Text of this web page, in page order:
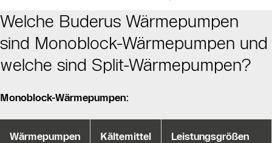
Welche Buderus Wärmepumpen
sind Monoblock-Wärmepumpen und
welche sind Split-Wärmepumpen?
Monoblock-Wärmepumpen:
Wärmepumpen Kältemittel Leistungsgrößen